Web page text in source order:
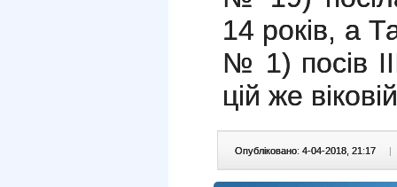
14 років, а
№ 1) посів
цій же
Опубліковано: 4-04-2018, 21:17 |